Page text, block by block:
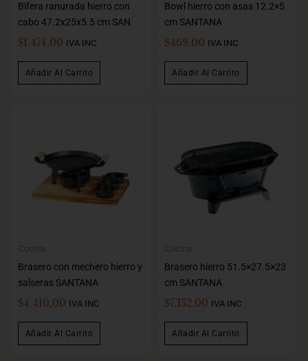
Bifera ranurada hierro con
cabo 47.2x25x5.5 cm SAN
$1.474,00 IVA INC
Añadir Al Carrito
Bowl hierro con asas 12.2×5
cm SANTANA
$469,00 IVA INC
Añadir Al Carrito
Cocina
Brasero con mechero hierro y
salseras SANTANA
$4.410,00 IVA INC
Añadir Al Carrito
Cocina
Brasero hierro 51.5×27.5×23
cm SANTANA
$7.152,00 IVA INC
Añadir Al Carrito